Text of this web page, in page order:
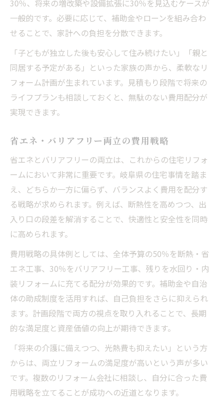
30％、将来の増改築や設備拡張に30％を見込むケースが
一般的です。必要に応じて、補助金やローンを組み合わ
せることで、家計への負担を分散できます。
「子どもが独立した後も安心して住み続けたい」「親と
同居する予定がある」といった家族の声から、柔軟なリ
フォーム計画が生まれています。見積もり段階で将来の
ライフプランも相談しておくと、無駄のない費用配分が
実現できます。
省エネ・バリアフリー両立の費用戦略
省エネとバリアフリーの両立は、これからの住宅リフォ
ームにおいて非常に重要です。岐阜県の住宅事情を踏ま
え、どちらか一方に偏らず、バランスよく費用を配分す
る戦略が求められます。例えば、断熱性を高めつつ、出
入り口の段差を解消することで、快適性と安全性を同時
に高められます。
費用戦略の具体例としては、全体予算の50％を断熱・省
エネ工事、30％をバリアフリー工事、残りを水回り・内
装リフォームに充てる配分が効果的です。補助金や自治
体の助成制度を活用すれば、自己負担をさらに抑えられ
ます。計画段階で両方の視点を取り入れることで、長期
的な満足度と資産価値の向上が期待できます。
「将来の介護に備えつつ、光熱費も抑えたい」という方
からは、両立リフォームの満足度が高いという声が多い
です。複数のリフォーム会社に相談し、自分に合った費
用戦略を立てることが成功への近道となります。